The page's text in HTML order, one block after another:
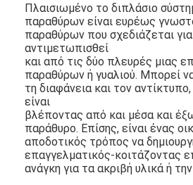
Πλαισιωμένο το διπλάσιο
παραθύρων είναι ευρέως
παραθύρων που σχεδιάζεται
αντιμετωπισθεί
και από τις δύο πλευρές μιας
παραθύρων ή γυαλιού. Μπορεί
τη διαφάνεια και τον
είναι
βλέποντας από και μέσα και
παράθυρο. Επίσης, είναι ένας
αποδοτικός τρόπος να
επαγγελματικός-κοιτάζοντας
ανάγκη για τα ακριβή υλικά ή